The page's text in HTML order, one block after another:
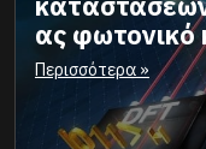
ην
ας φωτονικό
Περισσότερα »